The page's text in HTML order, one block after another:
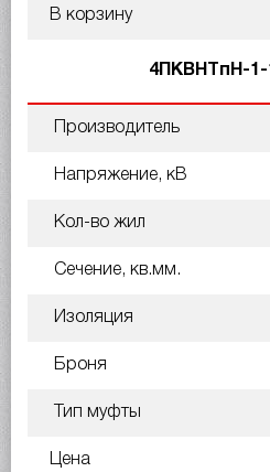
В корзину
4ПКВНТпН-1-
Производитель
Напряжение, кВ
Кол-во жил
Сечение, кв.мм.
Изоляция
Броня
Тип муфты
Цена